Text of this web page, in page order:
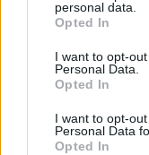
grant or deny
use your data for
consent section.
personal data.
Opted In
I want to opt-
Personal Data.
Opted In
I want to opt-
Personal Data
Opted In